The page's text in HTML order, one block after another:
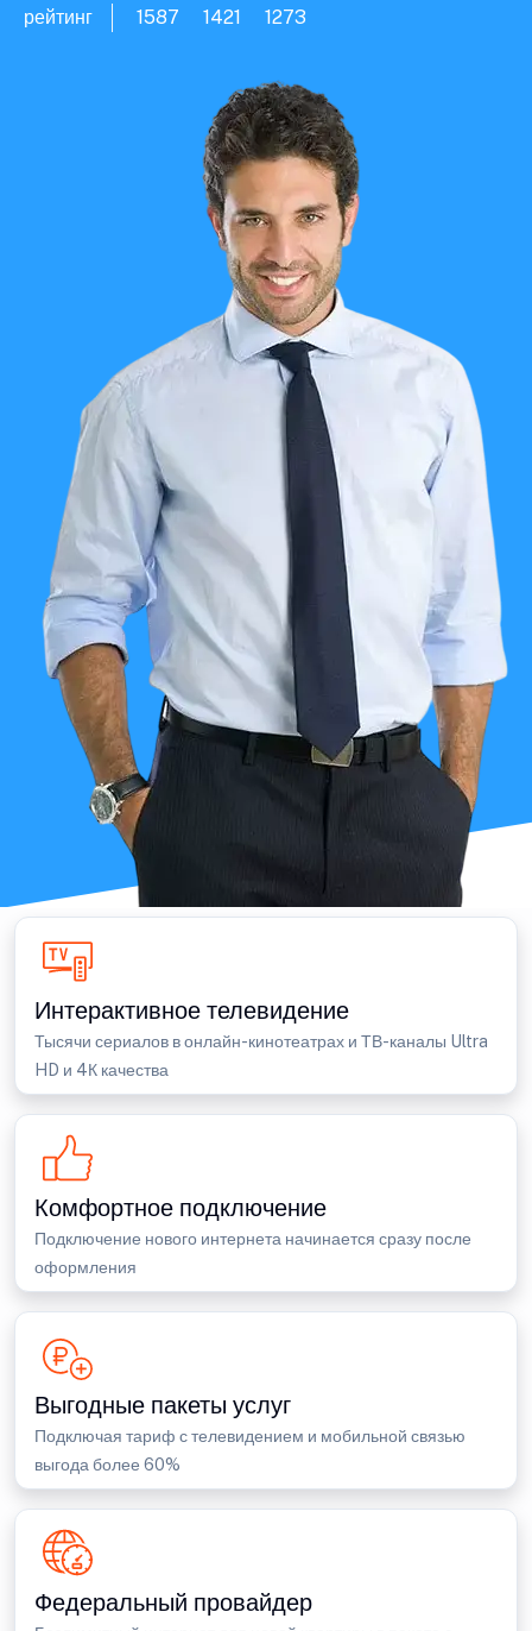
рейтинг 1587 1421 1273
Интерактивное телевидение
Тысячи сериалов в онлайн-кинотеатрах и ТВ-каналы Ultra
HD и 4К качества
Комфортное подключение
Подключение нового интернета начинается сразу после
оформления
Выгодные пакеты услуг
Подключая тариф с телевидением и мобильной связью
выгода более 60%
Федеральный провайдер